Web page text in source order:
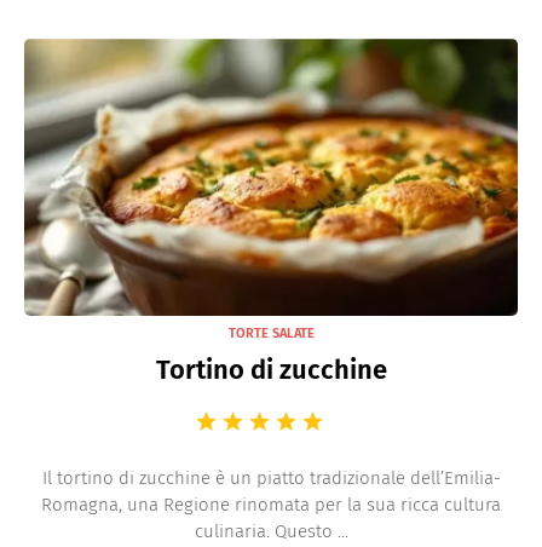
TORTE SALATE
Tortino di zucchine
Il tortino di zucchine è un piatto tradizionale dell’Emilia-
Romagna, una Regione rinomata per la sua ricca cultura
culinaria. Questo ...